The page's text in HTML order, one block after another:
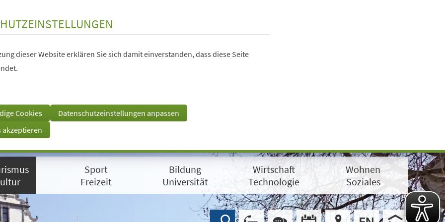
dieser Website erklären Sie sich damit einverstanden, dass diese Seite
Cookies
Datenschutzeinstellungen anpassen
akzeptieren
Sport
Freizeit
Bildung
Universität
Wirtschaft
Technologie
Wohnen
Soziales